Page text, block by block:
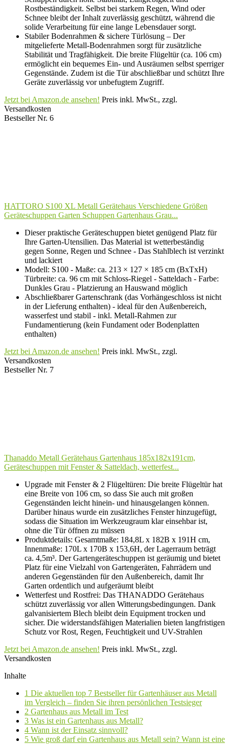
Rostbeständigkeit. Selbst bei starkem Regen, Wind oder
Schnee bleibt der Inhalt zuverlässig geschützt, während die
solide Verarbeitung für eine lange Lebensdauer sorgt.
Stabiler Bodenrahmen & sichere Türlösung – Der
mitgelieferte Metall-Bodenrahmen sorgt für zusätzliche
Stabilität und Tragfähigkeit. Die breite Flügeltür (ca. 106 cm)
ermöglicht ein bequemes Ein- und Ausräumen selbst sperriger
Gegenstände. Zudem ist die Tür abschließbar und schützt Ihre
Geräte zuverlässig vor unbefugtem Zugriff.
Jetzt bei Amazon.de ansehen! Preis inkl. MwSt., zzgl.
Versandkosten
Bestseller Nr. 6
HATTORO S100 XL Metall Gerätehaus Verschiedene Größen
Geräteschuppen Garten Schuppen Gartenhaus Grau...
Dieser praktische Geräteschuppen bietet genügend Platz für
Ihre Garten-Utensilien. Das Material ist wetterbeständig
gegen Sonne, Regen und Schnee - Das Stahlblech ist verzinkt
und lackiert
Modell: S100 - Maße: ca. 213 × 127 × 185 cm (BxTxH)
Türbreite: ca. 96 cm mit Schloss-Riegel - Satteldach - Farbe:
Dunkles Grau - Platzierung an Hauswand möglich
Abschließbarer Gartenschrank (das Vorhängeschloss ist nicht
in der Lieferung enthalten) - ideal für den Außenbereich,
wasserfest und stabil - inkl. Metall-Rahmen zur
Fundamentierung (kein Fundament oder Bodenplatten
enthalten)
Jetzt bei Amazon.de ansehen! Preis inkl. MwSt., zzgl.
Versandkosten
Bestseller Nr. 7
Thanaddo Metall Gerätehaus Gartenhaus 185x182x191cm,
Geräteschuppen mit Fenster & Satteldach, wetterfest...
Upgrade mit Fenster & 2 Flügeltüren: Die breite Flügeltür hat
eine Breite von 106 cm, so dass Sie auch mit großen
Gegenständen leicht hinein- und hinausgelangen können.
Darüber hinaus wurde ein zusätzliches Fenster hinzugefügt,
sodass die Situation im Werkzeugraum klar einsehbar ist,
ohne die Tür öffnen zu müssen
Produktdetails: Gesamtmaße: 184,8L x 182B x 191H cm,
Innenmaße: 170L x 170B x 153,6H, der Lagerraum beträgt
ca. 4,5m³. Der Gartengeräteschuppen ist geräumig und bietet
Platz für eine Vielzahl von Gartengeräten, Fahrrädern und
anderen Gegenständen für den Außenbereich, damit Ihr
Garten ordentlich und aufgeräumt bleibt
Wetterfest und Rostfrei: Das THANADDO Gerätehaus
schützt zuverlässig vor allen Witterungsbedingungen. Dank
galvanisiertem Blech bleibt dein Equipment trocken und
sicher. Die widerstandsfähigen Materialien bieten langfristigen
Schutz vor Rost, Regen, Feuchtigkeit und UV-Strahlen
Jetzt bei Amazon.de ansehen! Preis inkl. MwSt., zzgl.
Versandkosten
Inhalte
1 Die aktuellen top 7 Bestseller für Gartenhäuser aus Metall
im Vergleich – finden Sie ihren persönlichen Testsieger
2 Gartenhaus aus Metall im Test
3 Was ist ein Gartenhaus aus Metall?
4 Wann ist der Einsatz sinnvoll?
5 Wie groß darf ein Gartenhaus aus Metall sein? Wann ist eine